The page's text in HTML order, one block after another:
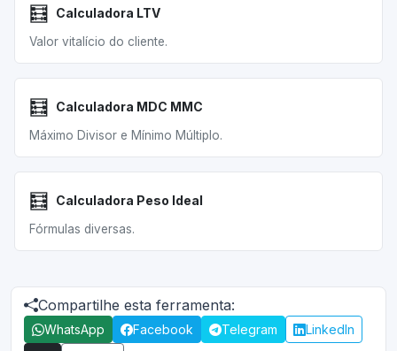
🧮 Calculadora LTV
Valor vitalício do cliente.
🧮 Calculadora MDC MMC
Máximo Divisor e Mínimo Múltiplo.
🧮 Calculadora Peso Ideal
Fórmulas diversas.
Compartilhe esta ferramenta:
WhatsApp Facebook Telegram
LinkedIn